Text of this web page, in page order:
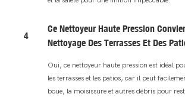
4
Ce Nettoyeur Haute Pression
Nettoyage Des Terrasses Et Des
Oui, ce nettoyeur haute pression est idéal
les terrasses et les patios, car il peut
boue, la moisissure et autres débris pour